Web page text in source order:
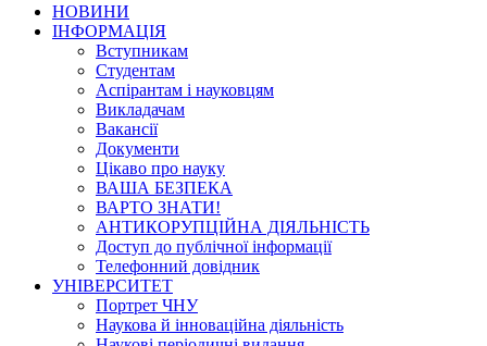
НОВИНИ
ІНФОРМАЦІЯ
Вступникам
Студентам
Аспірантам і науковцям
Викладачам
Вакансії
Документи
Цікаво про науку
ВАША БЕЗПЕКА
ВАРТО ЗНАТИ!
АНТИКОРУПЦІЙНА ДІЯЛЬНІСТЬ
Доступ до публічної інформації
Телефонний довідник
УНІВЕРСИТЕТ
Портрет ЧНУ
Наукова й інноваційна діяльність